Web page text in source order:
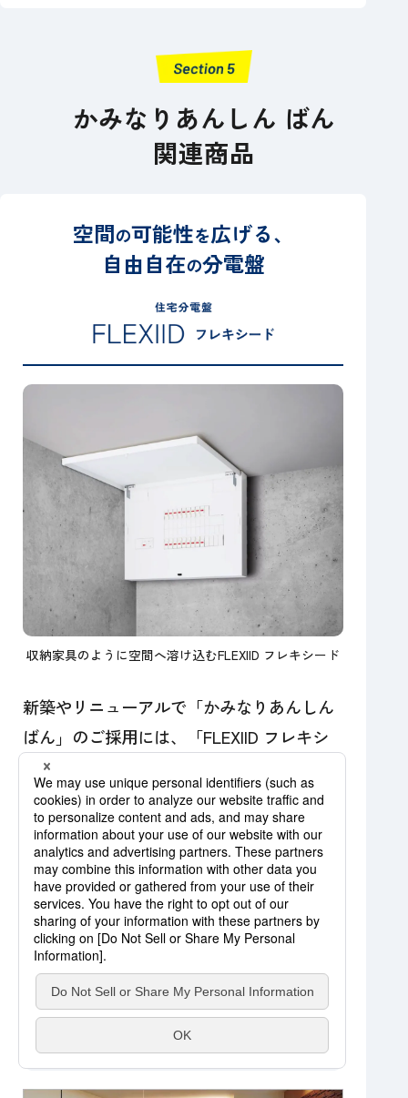
かみなりあんしん ばん
関連商品
空間の可能性を広げる、
自由自在の分電盤
収納家具のように空間へ溶け込むFLEXIID フレキシード
新築やリニューアルで「かみなりあんしん
ばん」のご採用には、「FLEXIID フレキシ
ード」を是非ご検討ください。
特長
業界最薄設計※の空間に溶け込む
スクエアなデザイン
天井、壁面や収納への突き付け設置が可能
空間に美しく納まるサイズ選択、
縦設置も可能
ンアップ